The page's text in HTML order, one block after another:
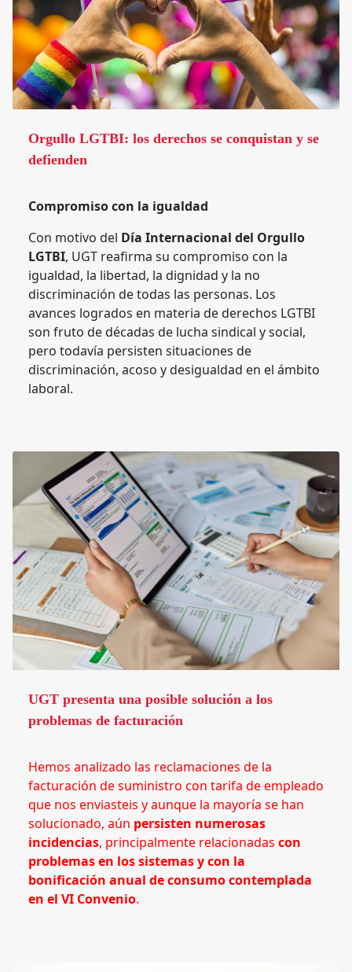
Orgullo LGTBI: los derechos se conquistan y se
defienden
Compromiso con la igualdad
Con motivo del Día Internacional del Orgullo
LGTBI, UGT reafirma su compromiso con la
igualdad, la libertad, la dignidad y la no
discriminación de todas las personas. Los
avances logrados en materia de derechos LGTBI
son fruto de décadas de lucha sindical y social,
pero todavía persisten situaciones de
discriminación, acoso y desigualdad en el ámbito
laboral.
UGT presenta una posible solución a los
problemas de facturación
Hemos analizado las reclamaciones de la
facturación de suministro con tarifa de empleado
que nos enviasteis y aunque la mayoría se han
solucionado, aún persisten numerosas
incidencias, principalmente relacionadas con
problemas en los sistemas y con la
bonificación anual de consumo contemplada
en el VI Convenio.